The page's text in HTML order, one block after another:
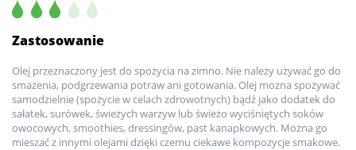
Zastosowanie
Olej przeznaczony jest do spożycia na zimno. Nie należy używać go do
smażenia, podgrzewania potraw ani gotowania. Olej można spożywać
samodzielnie (spożycie w celach zdrowotnych) bądź jako dodatek do
sałatek, surówek, świeżych warzyw lub świeżo wyciśniętych soków
owocowych, smoothies, dressingów, past kanapkowych. Można go
mieszać z innymi olejami dzięki czemu ciekawe kompozycje smakowe.